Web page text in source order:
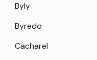
Byly
Byredo
Cacharel